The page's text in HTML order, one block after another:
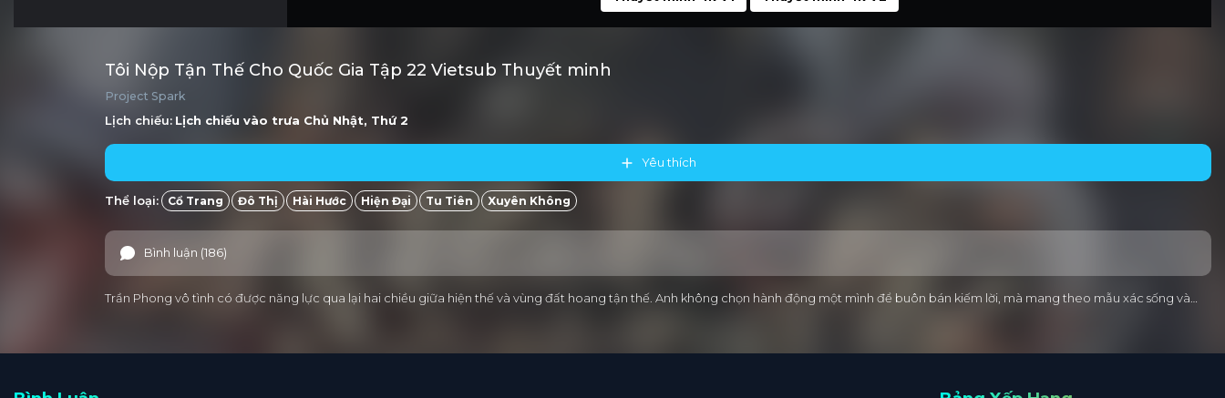
Tôi Nộp Tận Thế Cho Quốc Gia Tập 22 Vietsub Thuyết minh
Project Spark
Lịch chiếu: Lịch chiếu vào trưa Chủ Nhật, Thứ 2
Yêu thích
Thể loại: Cổ Trang Đô Thị Hài Hước Hiện Đại Tu Tiên Xuyên Không
Bình luận (186)
Trần Phong vô tình có được năng lực qua lại hai chiều giữa hiện thế và vùng đất hoang tận thế. Anh không chọn hành động một mình để buôn bán kiếm lời, mà mang theo mẫu xác sống và…